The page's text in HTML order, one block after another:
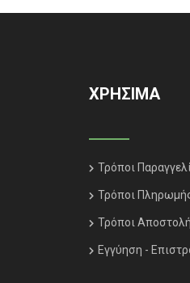
ΧΡΗΣΙΜΑ
Τρόποι
Τρόποι
Τρόποι
Εγγύηση -